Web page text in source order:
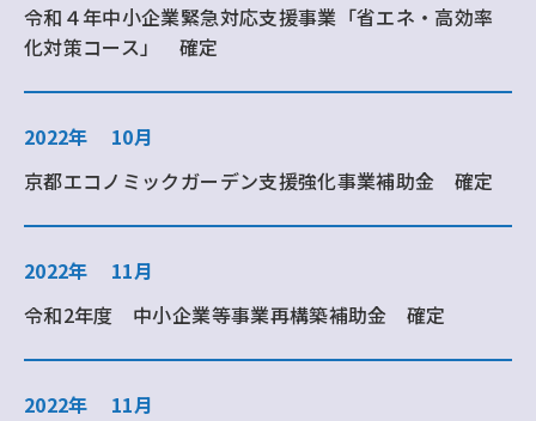
令和４年中小企業緊急対応支援事業「省エネ・高効率
化対策コース」 確定
2022年
10月
京都エコノミックガーデン支援強化事業補助金 確定
2022年
11月
令和2年度 中小企業等事業再構築補助金 確定
2022年
11月